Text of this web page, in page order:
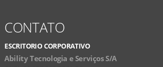
CONTATO
ESCRITORIO CORPORATIVO
Ability Tecnologia e Serviços S/A